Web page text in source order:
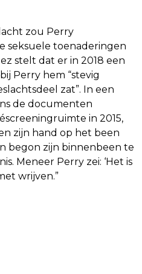
zou Perry
seksuele toenaderingen
stelt dat er in 2018 een
Perry hem “stevig
zat”. In een
de documenten
in 2015,
zijn hand op het been
begon zijn binnenbeen te
Meneer Perry zei: ‘Het is
wrijven.”